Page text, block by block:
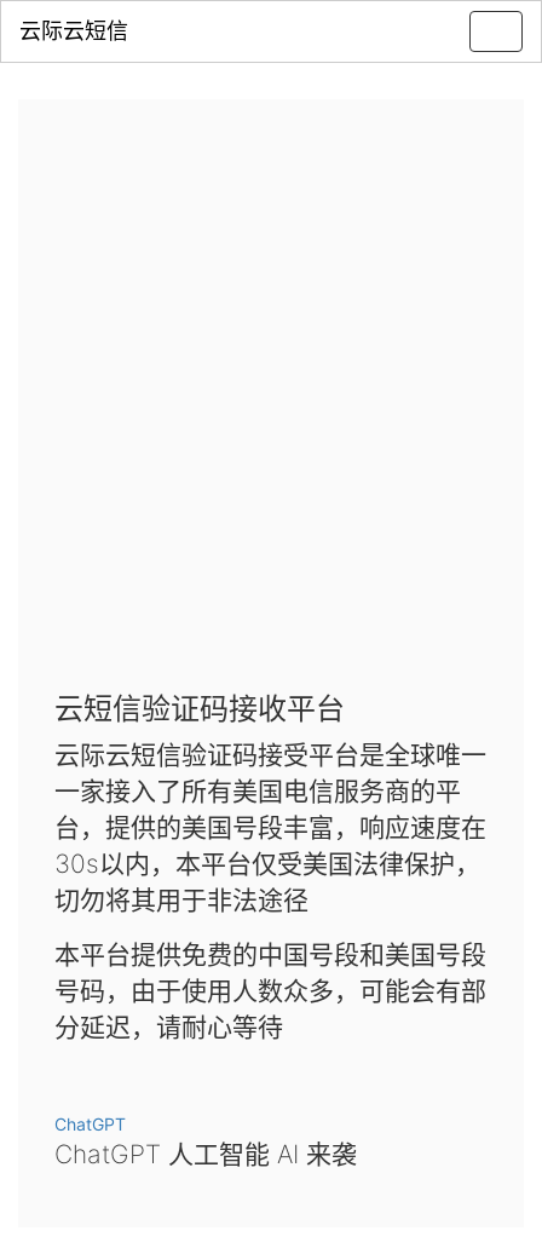
云际云短信
云短信验证码接收平台
云际云短信验证码接受平台是全球唯一
一家接入了所有美国电信服务商的平
台，提供的美国号段丰富，响应速度在
30s以内，本平台仅受美国法律保护，
切勿将其用于非法途径
本平台提供免费的中国号段和美国号段
号码，由于使用人数众多，可能会有部
分延迟，请耐心等待
ChatGPT
ChatGPT 人工智能 AI 来袭